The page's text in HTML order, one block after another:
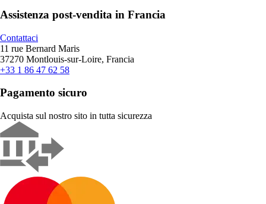
Assistenza post-vendita in Francia
Contattaci
11 rue Bernard Maris
37270 Montlouis-sur-Loire, Francia
+33 1 86 47 62 58
Pagamento sicuro
Acquista sul nostro sito in tutta sicurezza